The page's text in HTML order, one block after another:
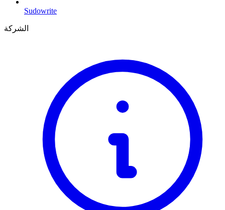
Sudowrite
الشركة